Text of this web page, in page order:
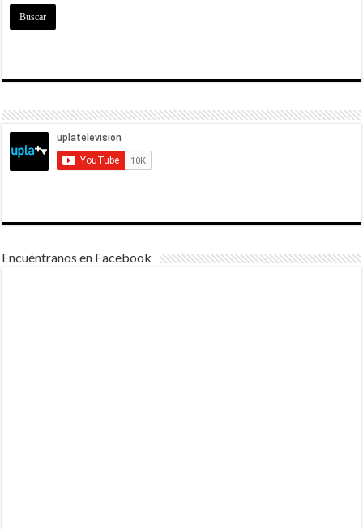
Encuéntranos en Facebook